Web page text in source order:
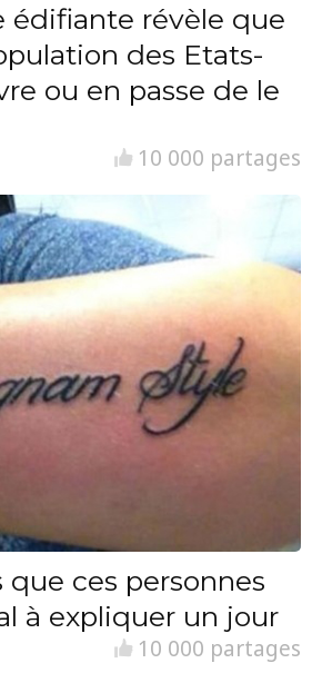
édifiante révèle que
des Etats-
ou en passe de le
10 000 partages
ces personnes
à expliquer un jour
10 000 partages